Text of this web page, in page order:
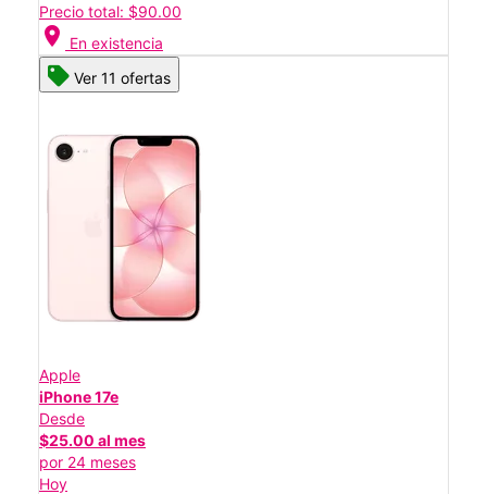
Precio total: $90.00
location_on En existencia
Ver 11 ofertas
Apple
iPhone 17e
Desde
$25.00 al mes
por 24 meses
Hoy